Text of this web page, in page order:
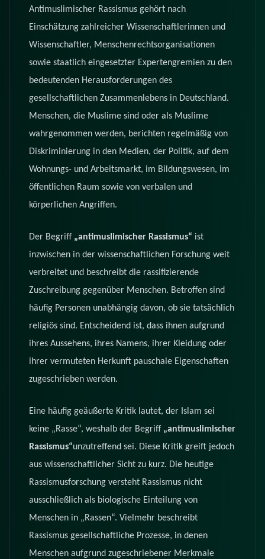
Antimuslimischer Rassismus gehört nach
Einschätzung zahlreicher Wissenschaftlerinnen und
Wissenschaftler, Menschenrechtsorganisationen
sowie staatlich eingesetzter Expertengremien zu den
bedeutenden Herausforderungen des
gesellschaftlichen Zusammenlebens in Deutschland.
Menschen, die Muslime sind oder als Muslime
wahrgenommen werden, berichten regelmäßig von
Diskriminierung in den Medien, der Politik, auf dem
Wohnungs- und Arbeitsmarkt, im Bildungswesen, im
öffentlichen Raum sowie von verbalen und
körperlichen Angriffen.
Der Begriff „antimuslimischer Rassismus“ ist
inzwischen in der wissenschaftlichen Forschung weit
verbreitet und beschreibt die rassifizierende
Zuschreibung gegenüber Menschen. Betroffen sind
häufig Personen unabhängig davon, ob sie tatsächlich
religiös sind. Entscheidend ist, dass ihnen aufgrund
ihres Aussehens, ihres Namens, ihrer Kleidung oder
ihrer vermuteten Herkunft pauschale Eigenschaften
zugeschrieben werden.
Eine häufig geäußerte Kritik lautet, der Islam sei
keine „Rasse“, weshalb der Begriff „antimuslimischer
Rassismus“unzutreffend sei. Diese Kritik greift jedoch
aus wissenschaftlicher Sicht zu kurz. Die heutige
Rassismusforschung versteht Rassismus nicht
ausschließlich als biologische Einteilung von
Menschen in „Rassen“. Vielmehr beschreibt
Rassismus gesellschaftliche Prozesse, in denen
Menschen aufgrund zugeschriebener Merkmale